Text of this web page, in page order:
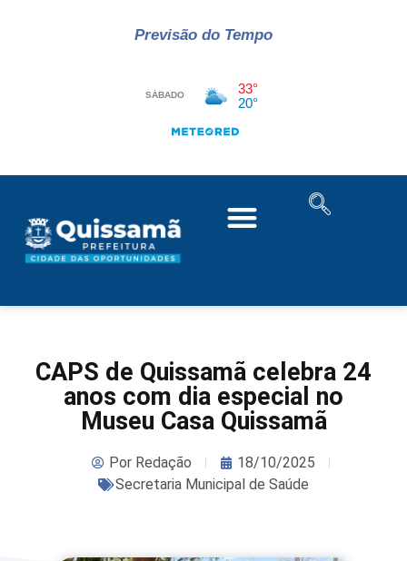
Previsão do Tempo
CAPS de Quissamã celebra 24
anos com dia especial no
Museu Casa Quissamã
PorRedação
18/10/2025
Secretaria Municipal de Saúde